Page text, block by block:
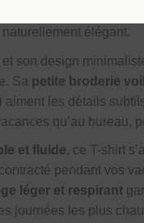
élégant.
son design
Sa petite broderie
aiment les détails
qu’au bureau,
et fluide, ce T-shirt
pendant vos
léger et respirant
journées les plus